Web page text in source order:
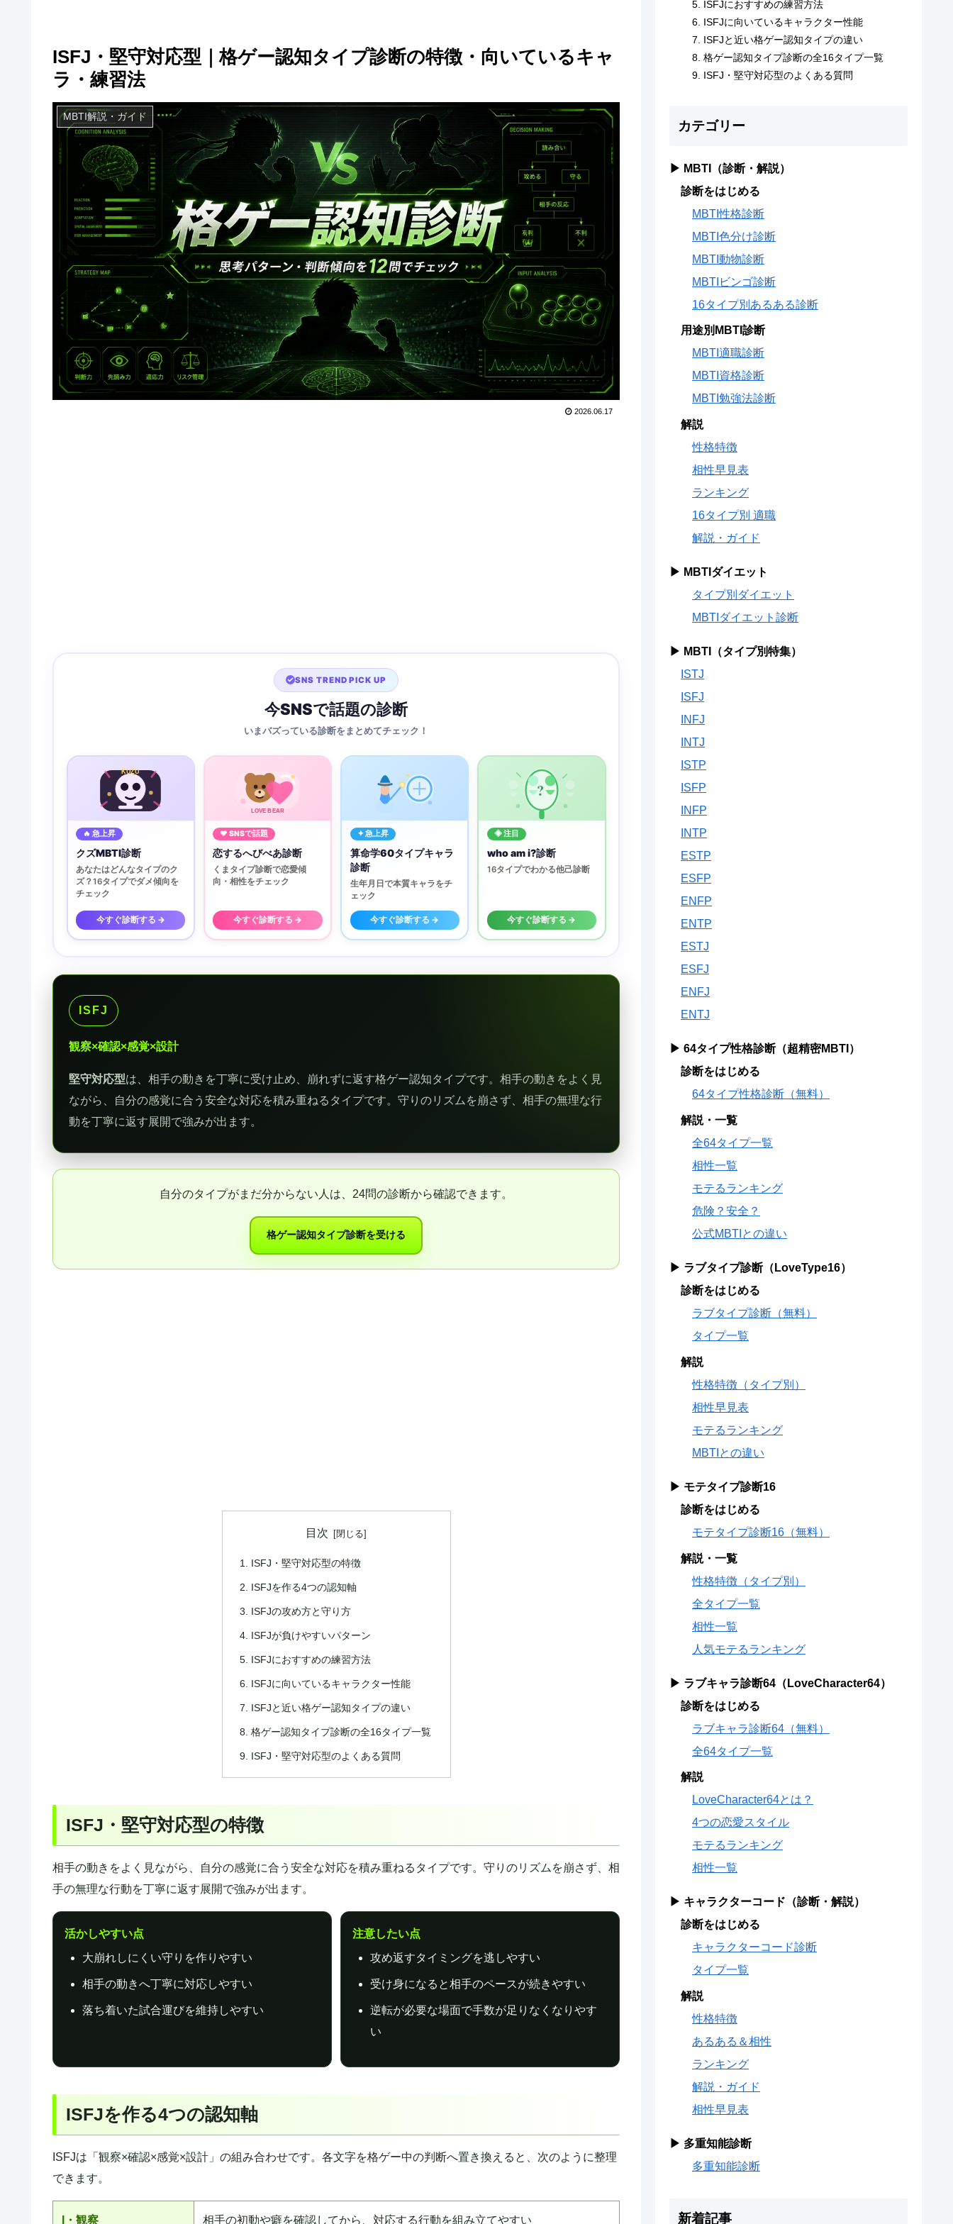
ISFJ・堅守対応型｜格ゲー認知タイプ診断の特徴・向いているキャ
ラ・練習法
MBTI解説・ガイド
2026.06.17
SNS TREND PICK UP
今SNSで話題の診断
いまバズっている診断をまとめてチェック！
KUZU
🔥 急上昇
クズMBTI診断
あなたはどんなタイプのク
ズ？16タイプでダメ傾向を
チェック
今すぐ診断する →
LOVE BEAR
♥ SNSで話題
恋するへびべあ診断
くまタイプ診断で恋愛傾
向・相性をチェック
今すぐ診断する →
✦ 急上昇
算命学60タイプキャラ
診断
生年月日で本質キャラをチ
ェック
今すぐ診断する →
?
◈ 注目
who am i?診断
16タイプでわかる他己診断
今すぐ診断する →
ISFJ
観察×確認×感覚×設計
堅守対応型は、相手の動きを丁寧に受け止め、崩れずに返す格ゲー認知タイプです。相手の動きをよく見
ながら、自分の感覚に合う安全な対応を積み重ねるタイプです。守りのリズムを崩さず、相手の無理な行
動を丁寧に返す展開で強みが出ます。
自分のタイプがまだ分からない人は、24問の診断から確認できます。
格ゲー認知タイプ診断を受ける
目次
ISFJ・堅守対応型の特徴
ISFJを作る4つの認知軸
ISFJの攻め方と守り方
ISFJが負けやすいパターン
ISFJにおすすめの練習方法
ISFJに向いているキャラクター性能
ISFJと近い格ゲー認知タイプの違い
格ゲー認知タイプ診断の全16タイプ一覧
ISFJ・堅守対応型のよくある質問
ISFJ・堅守対応型の特徴
相手の動きをよく見ながら、自分の感覚に合う安全な対応を積み重ねるタイプです。守りのリズムを崩さず、相
手の無理な行動を丁寧に返す展開で強みが出ます。
活かしやすい点
大崩れしにくい守りを作りやすい
相手の動きへ丁寧に対応しやすい
落ち着いた試合運びを維持しやすい
注意したい点
攻め返すタイミングを逃しやすい
受け身になると相手のペースが続きやすい
逆転が必要な場面で手数が足りなくなりやす
い
ISFJを作る4つの認知軸
ISFJは「観察×確認×感覚×設計」の組み合わせです。各文字を格ゲー中の判断へ置き換えると、次のように整理
できます。
I・観察 相手の初動や癖を確認してから、対応する行動を組み立てやすい
ISFJにおすすめの練習方法
ISFJに向いているキャラクター性能
ISFJと近い格ゲー認知タイプの違い
格ゲー認知タイプ診断の全16タイプ一覧
ISFJ・堅守対応型のよくある質問
カテゴリー
▶ MBTI（診断・解説）
診断をはじめる
MBTI性格診断
MBTI色分け診断
MBTI動物診断
MBTIビンゴ診断
16タイプ別あるある診断
用途別MBTI診断
MBTI適職診断
MBTI資格診断
MBTI勉強法診断
解説
性格特徴
相性早見表
ランキング
16タイプ別 適職
解説・ガイド
▶ MBTIダイエット
タイプ別ダイエット
MBTIダイエット診断
▶ MBTI（タイプ別特集）
ISTJ
ISFJ
INFJ
INTJ
ISTP
ISFP
INFP
INTP
ESTP
ESFP
ENFP
ENTP
ESTJ
ESFJ
ENFJ
ENTJ
▶ 64タイプ性格診断（超精密MBTI）
診断をはじめる
64タイプ性格診断（無料）
解説・一覧
全64タイプ一覧
相性一覧
モテるランキング
危険？安全？
公式MBTIとの違い
▶ ラブタイプ診断（LoveType16）
診断をはじめる
ラブタイプ診断（無料）
タイプ一覧
解説
性格特徴（タイプ別）
相性早見表
モテるランキング
MBTIとの違い
▶ モテタイプ診断16
診断をはじめる
モテタイプ診断16（無料）
解説・一覧
性格特徴（タイプ別）
全タイプ一覧
相性一覧
人気モテるランキング
▶ ラブキャラ診断64（LoveCharacter64）
診断をはじめる
ラブキャラ診断64（無料）
全64タイプ一覧
解説
LoveCharacter64とは？
4つの恋愛スタイル
モテるランキング
相性一覧
▶ キャラクターコード（診断・解説）
診断をはじめる
キャラクターコード診断
タイプ一覧
解説
性格特徴
あるある＆相性
ランキング
解説・ガイド
相性早見表
▶ 多重知能診断
多重知能診断
新着記事